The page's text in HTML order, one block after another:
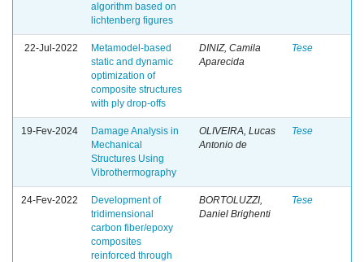
algorithm based on
lichtenberg figures
22-Jul-2022
Metamodel-based
static and dynamic
optimization of
composite structures
with ply drop-offs
DINIZ, Camila
Aparecida
Tese
19-Fev-2024
Damage Analysis in
Mechanical
Structures Using
Vibrothermography
OLIVEIRA, Lucas
Antonio de
Tese
24-Fev-2022
Development of
tridimensional
carbon fiber/epoxy
composites
reinforced through
BORTOLUZZI,
Daniel Brighenti
Tese